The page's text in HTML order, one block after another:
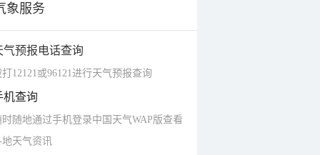
象服务
气预报电话查询
打12121或96121进行天气预报查询
机查询
时随地通过手机登录中国天气WAP版查看
地天气资讯